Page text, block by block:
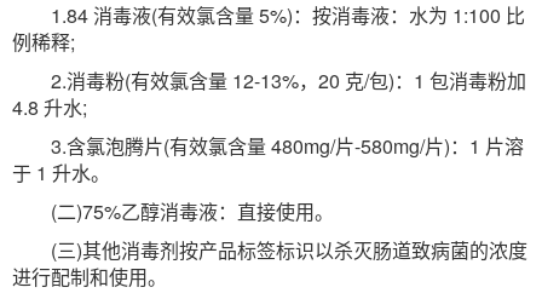
1.84 消毒液(有效氯含量 5%)：按消毒液：水为 1:100 比
例稀释;
2.消毒粉(有效氯含量 12-13%，20 克/包)：1 包消毒粉加
4.8 升水;
3.含氯泡腾片(有效氯含量 480mg/片-580mg/片)：1 片溶
于 1 升水。
(二)75%乙醇消毒液：直接使用。
(三)其他消毒剂按产品标签标识以杀灭肠道致病菌的浓度
进行配制和使用。